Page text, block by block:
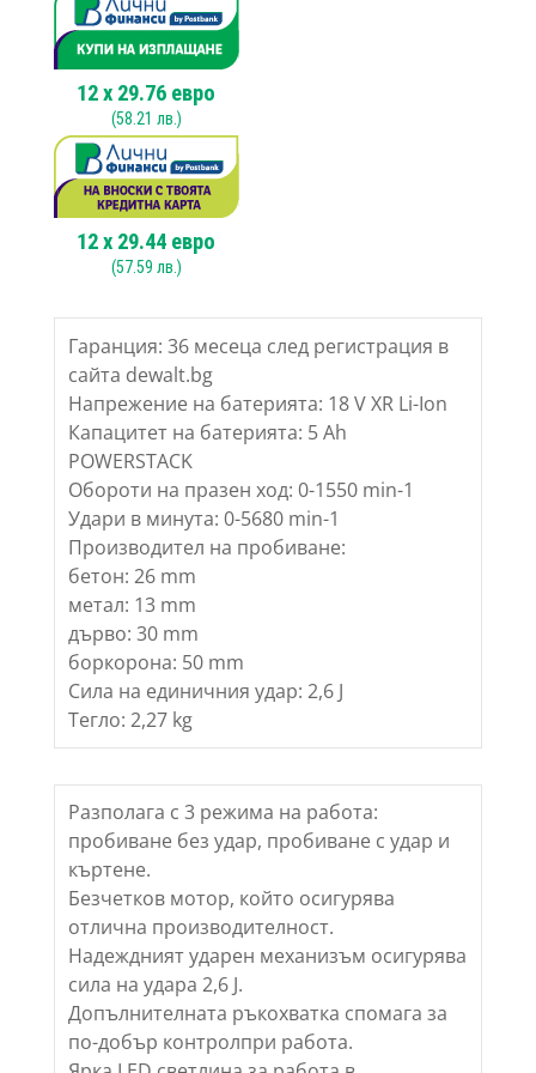
,
18V,
2.6J
12x 29.76 евро
(58.21 лв.)
12x 29.44 евро
(57.59 лв.)
Гаранция: 36 месеца след регистрация в
сайта dewalt.bg
Напрежение на батерията: 18 V XR Li-Ion
Капацитет на батерията: 5 Ah
POWERSTACK
Обороти на празен ход: 0-1550 min-1
Удари в минута: 0-5680 min-1
Производител на пробиване:
бетон: 26 mm
метал: 13 mm
дърво: 30 mm
боркорона: 50 mm
Сила на единичния удар: 2,6 J
Тегло: 2,27 kg
Разполага с 3 режима на работа:
пробиване без удар, пробиване с удар и
къртене.
Безчетков мотор, който осигурява
отлична производителност.
Надеждният ударен механизъм осигурява
сила на удара 2,6 J.
Допълнителната ръкохватка спомага за
по-добър контролпри работа.